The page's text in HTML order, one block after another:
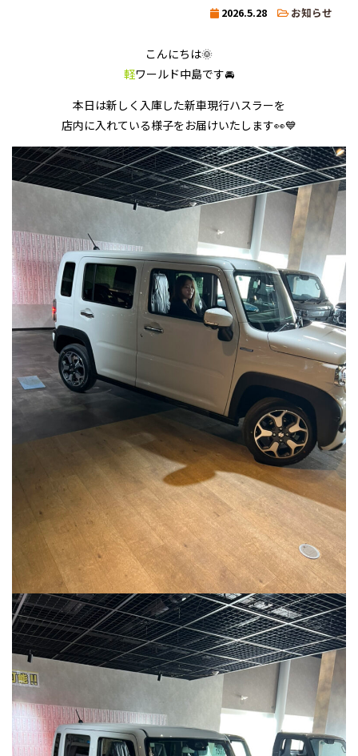
2026.5.28 お知らせ
こんにちは🌞
軽ワールド中島です🚘
本日は新しく入庫した新車現行ハスラーを
店内に入れている様子をお届けいたします👀💙